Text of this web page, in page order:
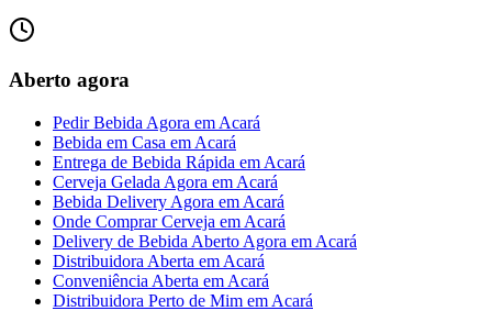
Aberto agora
Pedir Bebida Agora em Acará
Bebida em Casa em Acará
Entrega de Bebida Rápida em Acará
Cerveja Gelada Agora em Acará
Bebida Delivery Agora em Acará
Onde Comprar Cerveja em Acará
Delivery de Bebida Aberto Agora em Acará
Distribuidora Aberta em Acará
Conveniência Aberta em Acará
Distribuidora Perto de Mim em Acará